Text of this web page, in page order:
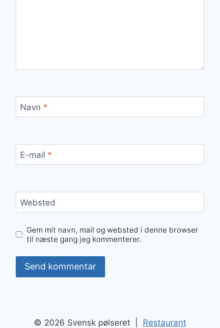
Navn *
E-mail *
Websted
Gem mit navn, mail og websted i denne browser
til næste gang jeg kommenterer.
© 2026 Svensk pølseret | Restaurant